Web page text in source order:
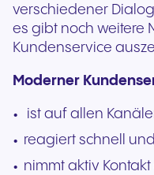
verschiedener
es gibt noch weitere
Kundenservice
Moderner
ist auf allen
reagiert schnell
nimmt aktiv